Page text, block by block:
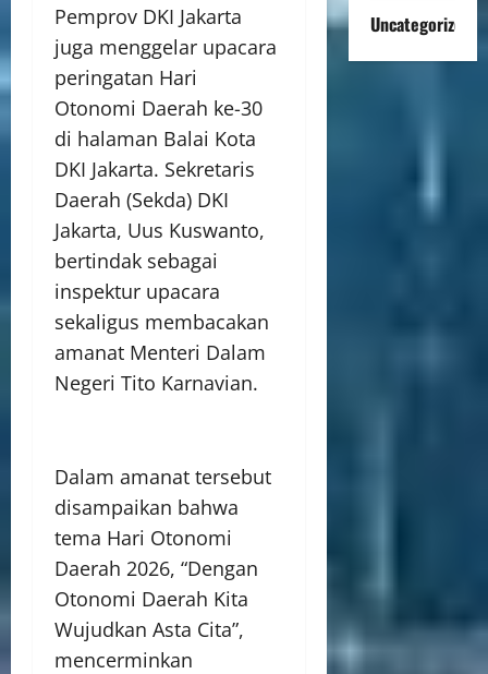
Pemprov DKI Jakarta
juga menggelar upacara
peringatan Hari
Otonomi Daerah ke-30
di halaman Balai Kota
DKI Jakarta. Sekretaris
Daerah (Sekda) DKI
Jakarta, Uus Kuswanto,
bertindak sebagai
inspektur upacara
sekaligus membacakan
amanat Menteri Dalam
Negeri Tito Karnavian.
Dalam amanat tersebut
disampaikan bahwa
tema Hari Otonomi
Daerah 2026, “Dengan
Otonomi Daerah Kita
Wujudkan Asta Cita”,
mencerminkan
Uncategorized